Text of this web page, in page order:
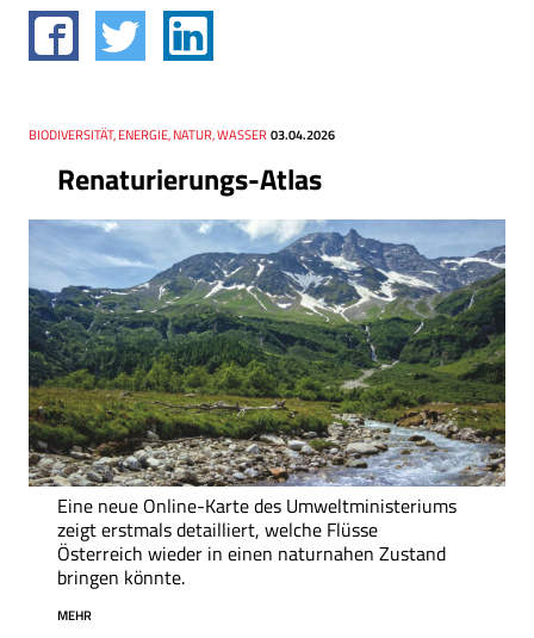
Renaturierungs-Atlas
Thema
BIODIVERSITÄT, ENERGIE, NATUR, WASSER
Datum 03.04.2026
Eine neue Online-Karte des Umweltministeriums
zeigt erstmals detailliert, welche Flüsse
Österreich wieder in einen naturnahen Zustand
bringen könnte.
MEHR